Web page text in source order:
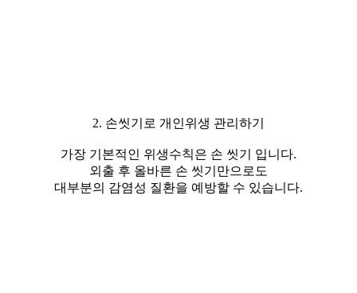
2. 손씻기로 개인위생 관리하기
가장 기본적인 위생수칙은 손 씻기 입니다.
외출 후 올바른 손 씻기만으로도
대부분의 감염성 질환을 예방할 수 있습니다.